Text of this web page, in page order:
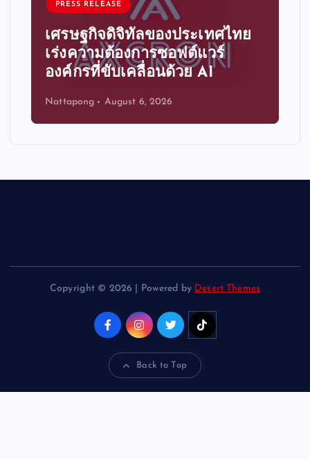
RELEASE
รษฐกิจดิจิทัลของประเทศไทย
งความต้องการซอฟต์แวร์
ค์กรที่ขับเคลื่อนด้วย AI
August 6, 2026
Copyright © 2026 | Powered by Desert Themes
Back to Top